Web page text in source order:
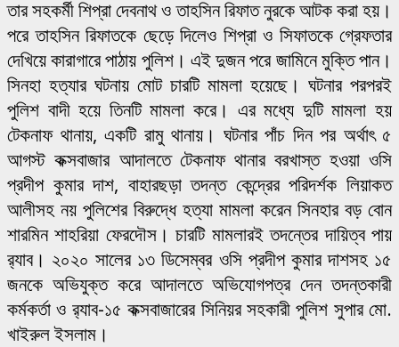
তার সহকর্মী শিপ্রা দেবনাথ ও তাহসিন রিফাত নুরকে আটক করা হয়।
পরে তাহসিন রিফাতকে ছেড়ে দিলেও শিপ্রা ও সিফাতকে গ্রেফতার
দেখিয়ে কারাগারে পাঠায় পুলিশ। এই দুজন পরে জামিনে মুক্তি পান।
সিনহা হত্যার ঘটনায় মোট চারটি মামলা হয়েছে। ঘটনার পরপরই
পুলিশ বাদী হয়ে তিনটি মামলা করে। এর মধ্যে দুটি মামলা হয়
টেকনাফ থানায়, একটি রামু থানায়। ঘটনার পাঁচ দিন পর অর্থাৎ ৫
আগস্ট কক্সবাজার আদালতে টেকনাফ থানার বরখাস্ত হওয়া ওসি
প্রদীপ কুমার দাশ, বাহারছড়া তদন্ত কেন্দ্রের পরিদর্শক লিয়াকত
আলীসহ নয় পুলিশের বিরুদ্ধে হত্যা মামলা করেন সিনহার বড় বোন
শারমিন শাহরিয়া ফেরদৌস। চারটি মামলারই তদন্তের দায়িত্ব পায়
র‌্যাব। ২০২০ সালের ১৩ ডিসেম্বর ওসি প্রদীপ কুমার দাশসহ ১৫
জনকে অভিযুক্ত করে আদালতে অভিযোগপত্র দেন তদন্তকারী
কর্মকর্তা ও র‌্যাব-১৫ কক্সবাজারের সিনিয়র সহকারী পুলিশ সুপার মো.
খাইরুল ইসলাম।